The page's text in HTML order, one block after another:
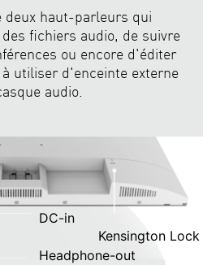
deux haut-parleurs qui
fichiers audio, de suivre
ou encore d'éditer
utiliser d'enceinte externe
audio.
Headphone-out
DC-in
Kensington Lock